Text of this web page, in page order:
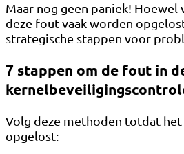
Maar nog geen paniek! Hoewel
deze fout vaak worden
strategische stappen voor
7 stappen om de fout in
Volg deze methoden totdat
opgelost: